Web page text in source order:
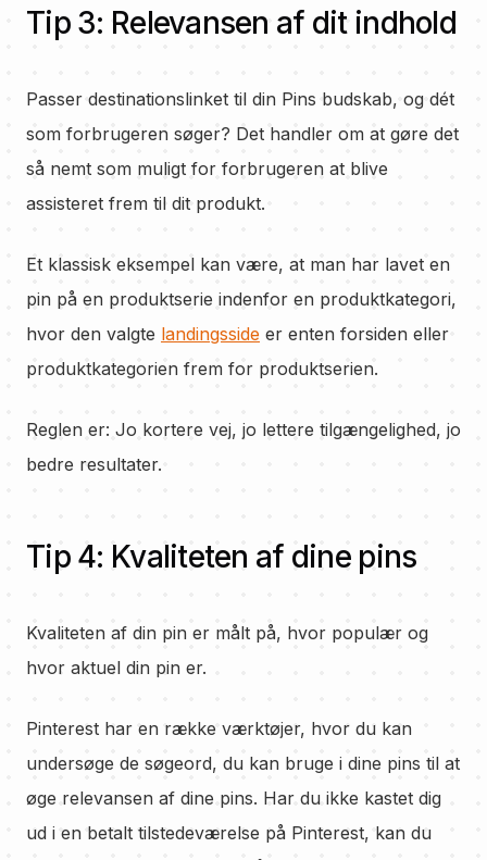
Tip 3: Relevansen af dit indhold
Passer destinationslinket til din Pins budskab, og dét
som forbrugeren søger? Det handler om at gøre det
så nemt som muligt for forbrugeren at blive
assisteret frem til dit produkt.
Et klassisk eksempel kan være, at man har lavet en
pin på en produktserie indenfor en produktkategori,
hvor den valgte landingsside er enten forsiden eller
produktkategorien frem for produktserien.
Reglen er: Jo kortere vej, jo lettere tilgængelighed, jo
bedre resultater.
Tip 4: Kvaliteten af dine pins
Kvaliteten af din pin er målt på, hvor populær og
hvor aktuel din pin er.
Pinterest har en række værktøjer, hvor du kan
undersøge de søgeord, du kan bruge i dine pins til at
øge relevansen af dine pins. Har du ikke kastet dig
ud i en betalt tilstedeværelse på Pinterest, kan du